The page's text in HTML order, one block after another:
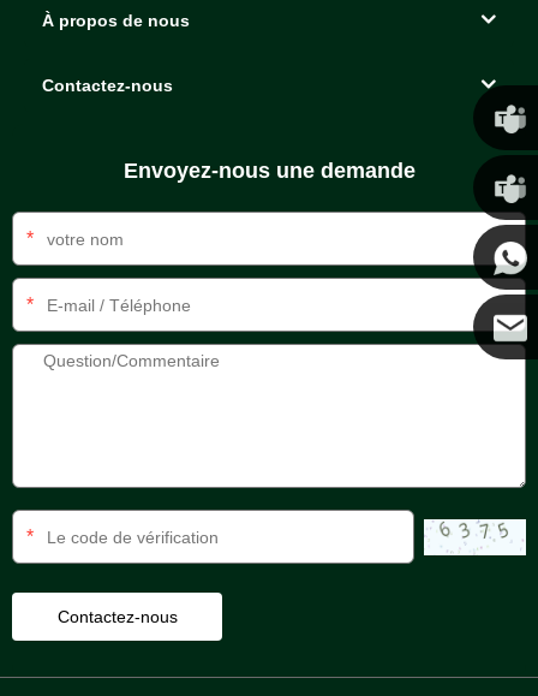
À propos de nous
Contactez-nous
Envoyez-nous une demande
*
*
*
Chris
Kenny